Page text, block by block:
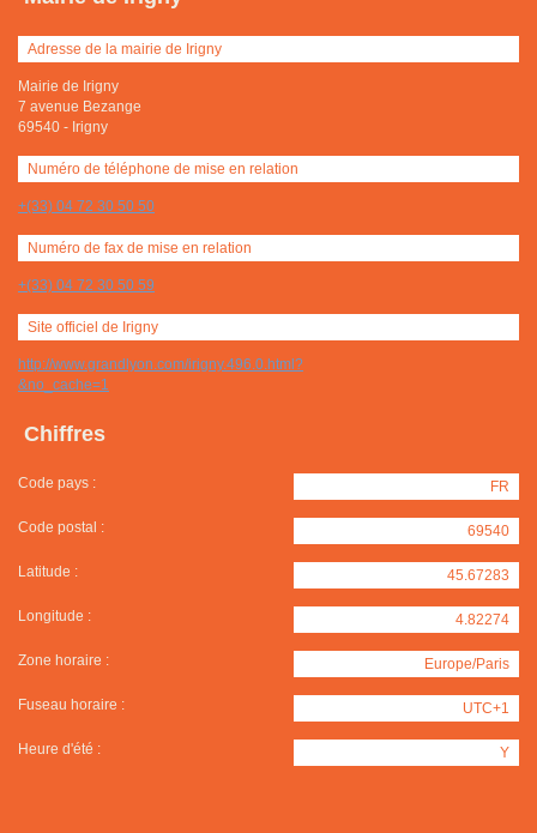
Adresse de la mairie de Irigny
Mairie de Irigny
7 avenue Bezange
69540 - Irigny
Numéro de téléphone de mise en relation
+(33) 04 72 30 50 50
Numéro de fax de mise en relation
+(33) 04 72 30 50 59
Site officiel de Irigny
http://www.grandlyon.com/irigny.496.0.html?
&no_cache=1
Chiffres
Code pays : FR
Code postal : 69540
Latitude : 45.67283
Longitude : 4.82274
Zone horaire : Europe/Paris
Fuseau horaire : UTC+1
Heure d'été : Y